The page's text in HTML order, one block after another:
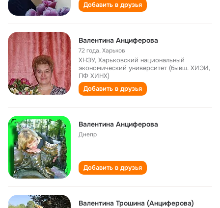
Добавить в друзья
Валентина Анциферова
72 года,Харьков
ХНЭУ, Харьковский национальный
экономический университет (бывш. ХИЭИ,
ПФ ХИНХ)
Добавить в друзья
Валентина Анциферова
Днепр
Добавить в друзья
Валентина Трошина (Анциферова)